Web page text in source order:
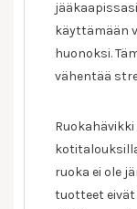
käyttämään
huonoksi.
vähentää
ruoka ei ole
tuotteet